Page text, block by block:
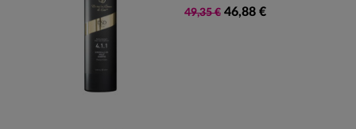
49,35 € 46,88 €